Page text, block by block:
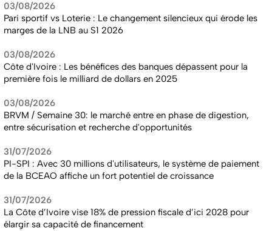
03/08/2026
Pari sportif vs Loterie : Le changement silencieux qui érode les
marges de la LNB au S1 2026
03/08/2026
Côte d'Ivoire : Les bénéfices des banques dépassent pour la
première fois le milliard de dollars en 2025
03/08/2026
BRVM / Semaine 30: le marché entre en phase de digestion,
entre sécurisation et recherche d'opportunités
31/07/2026
PI-SPI : Avec 30 millions d'utilisateurs, le système de paiement
de la BCEAO affiche un fort potentiel de croissance
31/07/2026
La Côte d’Ivoire vise 18% de pression fiscale d’ici 2028 pour
élargir sa capacité de financement